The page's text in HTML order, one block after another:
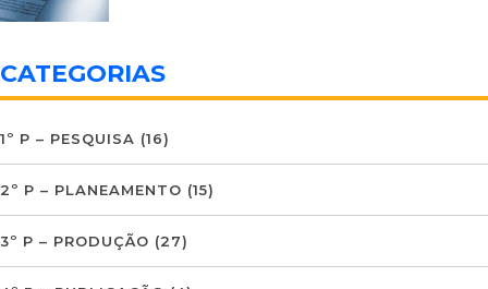
CATEGORIAS
1º P – PESQUISA (16)
2º P – PLANEAMENTO (15)
3º P – PRODUÇÃO (27)